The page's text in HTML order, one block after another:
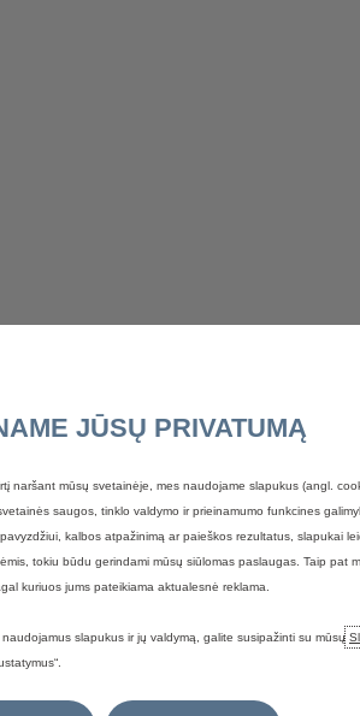
JŪSŲ PRIVATUMĄ
naršant mūsų svetainėje, mes naudojame slapukus (angl.
saugos, tinklo valdymo ir prieinamumo funkcines
kalbos atpažinimą ar paieškos rezultatus, slapukai
tokiu būdu gerindami mūsų siūlomas paslaugas. Taip pat
kuriuos jums pateikiama aktualesnė reklama.
slapukus ir jų valdymą, galite susipažinti su mūsų